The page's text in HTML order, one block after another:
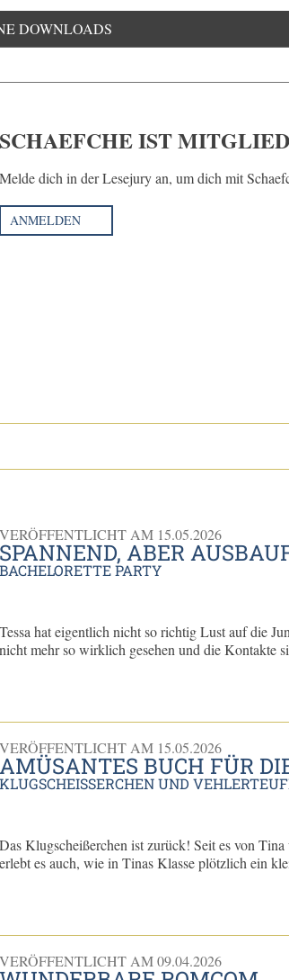
DOWNLOADS
SCHAEFCHE IST
Melde dich in der Lesejury an, um dich mit
ANMELDEN
VERÖFFENTLICHT AM 15.05.2026
SPANNEND, ABER
BACHELORETTE PARTY
Tessa hat eigentlich nicht so richtig Lust auf die
nicht mehr so wirklich gesehen und die Kontakte
VERÖFFENTLICHT AM 15.05.2026
AMÜSANTES BUCH FÜR
KLUGSCHEISSERCHEN UND
Das Klugscheißerchen ist zurück! Seit es von
erlebt es auch, wie in Tinas Klasse plötzlich ein
VERÖFFENTLICHT AM09.04.2026